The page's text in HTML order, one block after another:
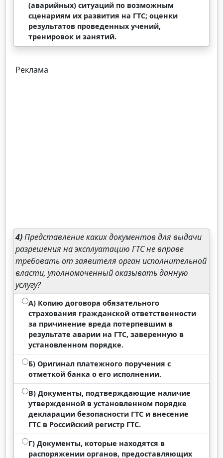
(аварийных) ситуаций по возможным
сценариям их развития на ГТС; оценки
результатов проведенных учений,
тренировок и занятий.
Реклама
4)Представление каких документов для выдачи
разрешения на эксплуатацию ГТС не вправе
требовать от заявителя орган исполнительной
власти, уполномоченный оказывать данную
услугу?
А) Копию договора обязательного
страхования гражданской ответственности
за причинение вреда потерпевшим в
результате аварии на ГТС, заверенную в
установленном порядке.
Б) Оригинал платежного поручения с
отметкой банка о его исполнении.
В) Документы, подтверждающие наличие
утвержденной в установленном порядке
декларации безопасности ГТС и внесение
ГТС в Российский регистр ГТС.
Г) Документы, которые находятся в
распоряжении органов, предоставляющих